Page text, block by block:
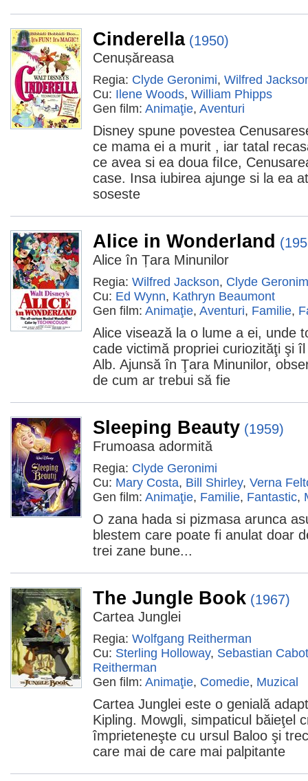
Cinderella (1950)
Cenușăreasa
Regia: Clyde Geronimi, Wilfred
Cu: Ilene Woods, William Phipps
Gen film: Animaţie, Aventuri
Disney spune povestea
ce mama ei a murit , iar tatal
ce avea si ea doua fiIce,
case. Insa iubirea ajunge si la ea
soseste
Alice in Wonderland
Alice în Țara Minunilor
Regia: Wilfred Jackson, Clyde
Cu: Ed Wynn, Kathryn Beaumont
Gen film: Animaţie, Aventuri, Familie,
Alice visează la o lume a ei, unde
cade victimă propriei curiozităţi şi
Alb. Ajunsă în Ţara Minunilor,
de cum ar trebui să fie
Sleeping Beauty (1959)
Frumoasa adormită
Regia: Clyde Geronimi
Cu: Mary Costa, Bill Shirley, Verna
Gen film: Animaţie, Familie, Fantastic,
O zana hada si pizmasa arunca
blestem care poate fi anulat doar
trei zane bune...
The Jungle Book (1967)
Cartea Junglei
Regia: Wolfgang Reitherman
Cu: Sterling Holloway, Sebastian Cabot
Reitherman
Gen film: Animaţie, Comedie, Muzical
Cartea Junglei este o genială
Kipling. Mowgli, simpaticul băieţel
împrieteneşte cu ursul Baloo şi
care mai de care mai palpitante